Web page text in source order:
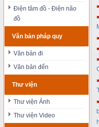
Điện tâm đồ - Điện não
đồ
Văn bản pháp quy
Văn bản đi
Văn bản đến
Thư viện
Thư viện Ảnh
Thư viện Video